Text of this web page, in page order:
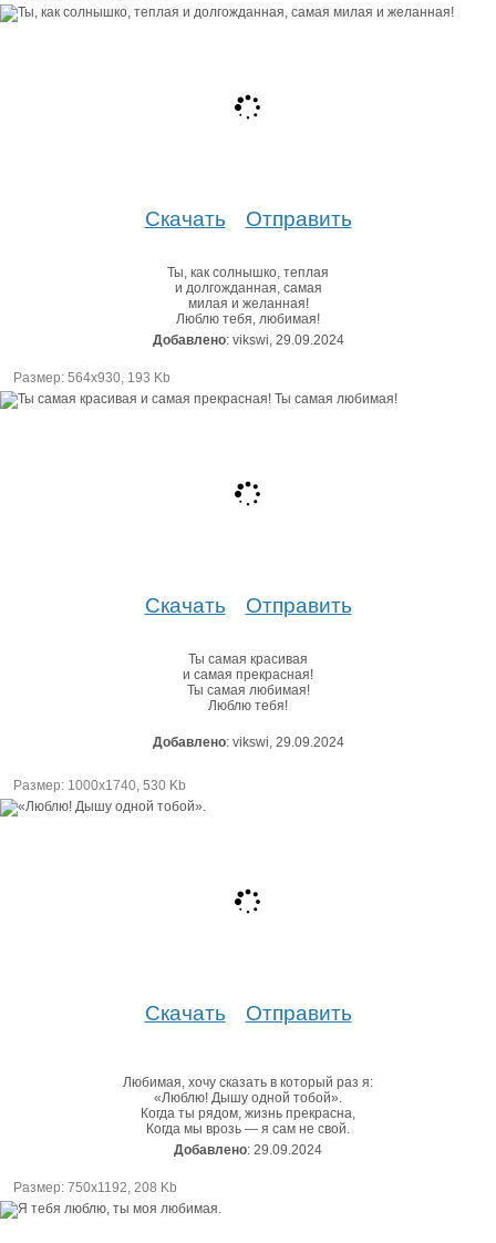
Скачать Отправить
Ты, как солнышко, теплая
и долгожданная, самая
милая и желанная!
Люблю тебя, любимая!
Добавлено: vikswi, 29.09.2024
Размер: 564х930, 193 Kb
Скачать Отправить
Ты самая красивая
и самая прекрасная!
Ты самая любимая!
Люблю тебя!
Добавлено: vikswi, 29.09.2024
Размер: 1000х1740, 530 Kb
Скачать Отправить
Любимая, хочу сказать в который раз я:
«Люблю! Дышу одной тобой».
Когда ты рядом, жизнь прекрасна,
Когда мы врозь — я сам не свой.
Добавлено: 29.09.2024
Размер: 750х1192, 208 Kb